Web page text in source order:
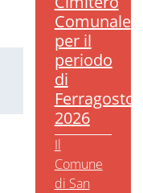
Comunale
per il
periodo
di
Ferragosto
2026
Il
Comune
di San